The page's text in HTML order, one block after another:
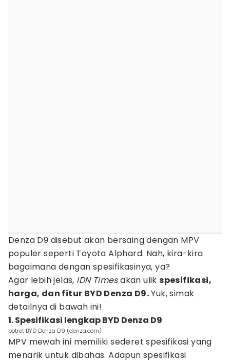
Denza D9 disebut akan bersaing dengan MPV
populer seperti Toyota Alphard. Nah, kira-kira
bagaimana dengan spesifikasinya, ya?
Agar lebih jelas, IDN Timesakan ulikspesifikasi,
harga, dan fitur BYD Denza D9.Yuk, simak
detailnya di bawah ini!
1. Spesifikasi lengkap BYD Denza D9
potret BYD Denza D9 (denza.com)
MPV mewah ini memiliki sederet spesifikasi yang
menarik untuk dibahas. Adapun spesifikasi